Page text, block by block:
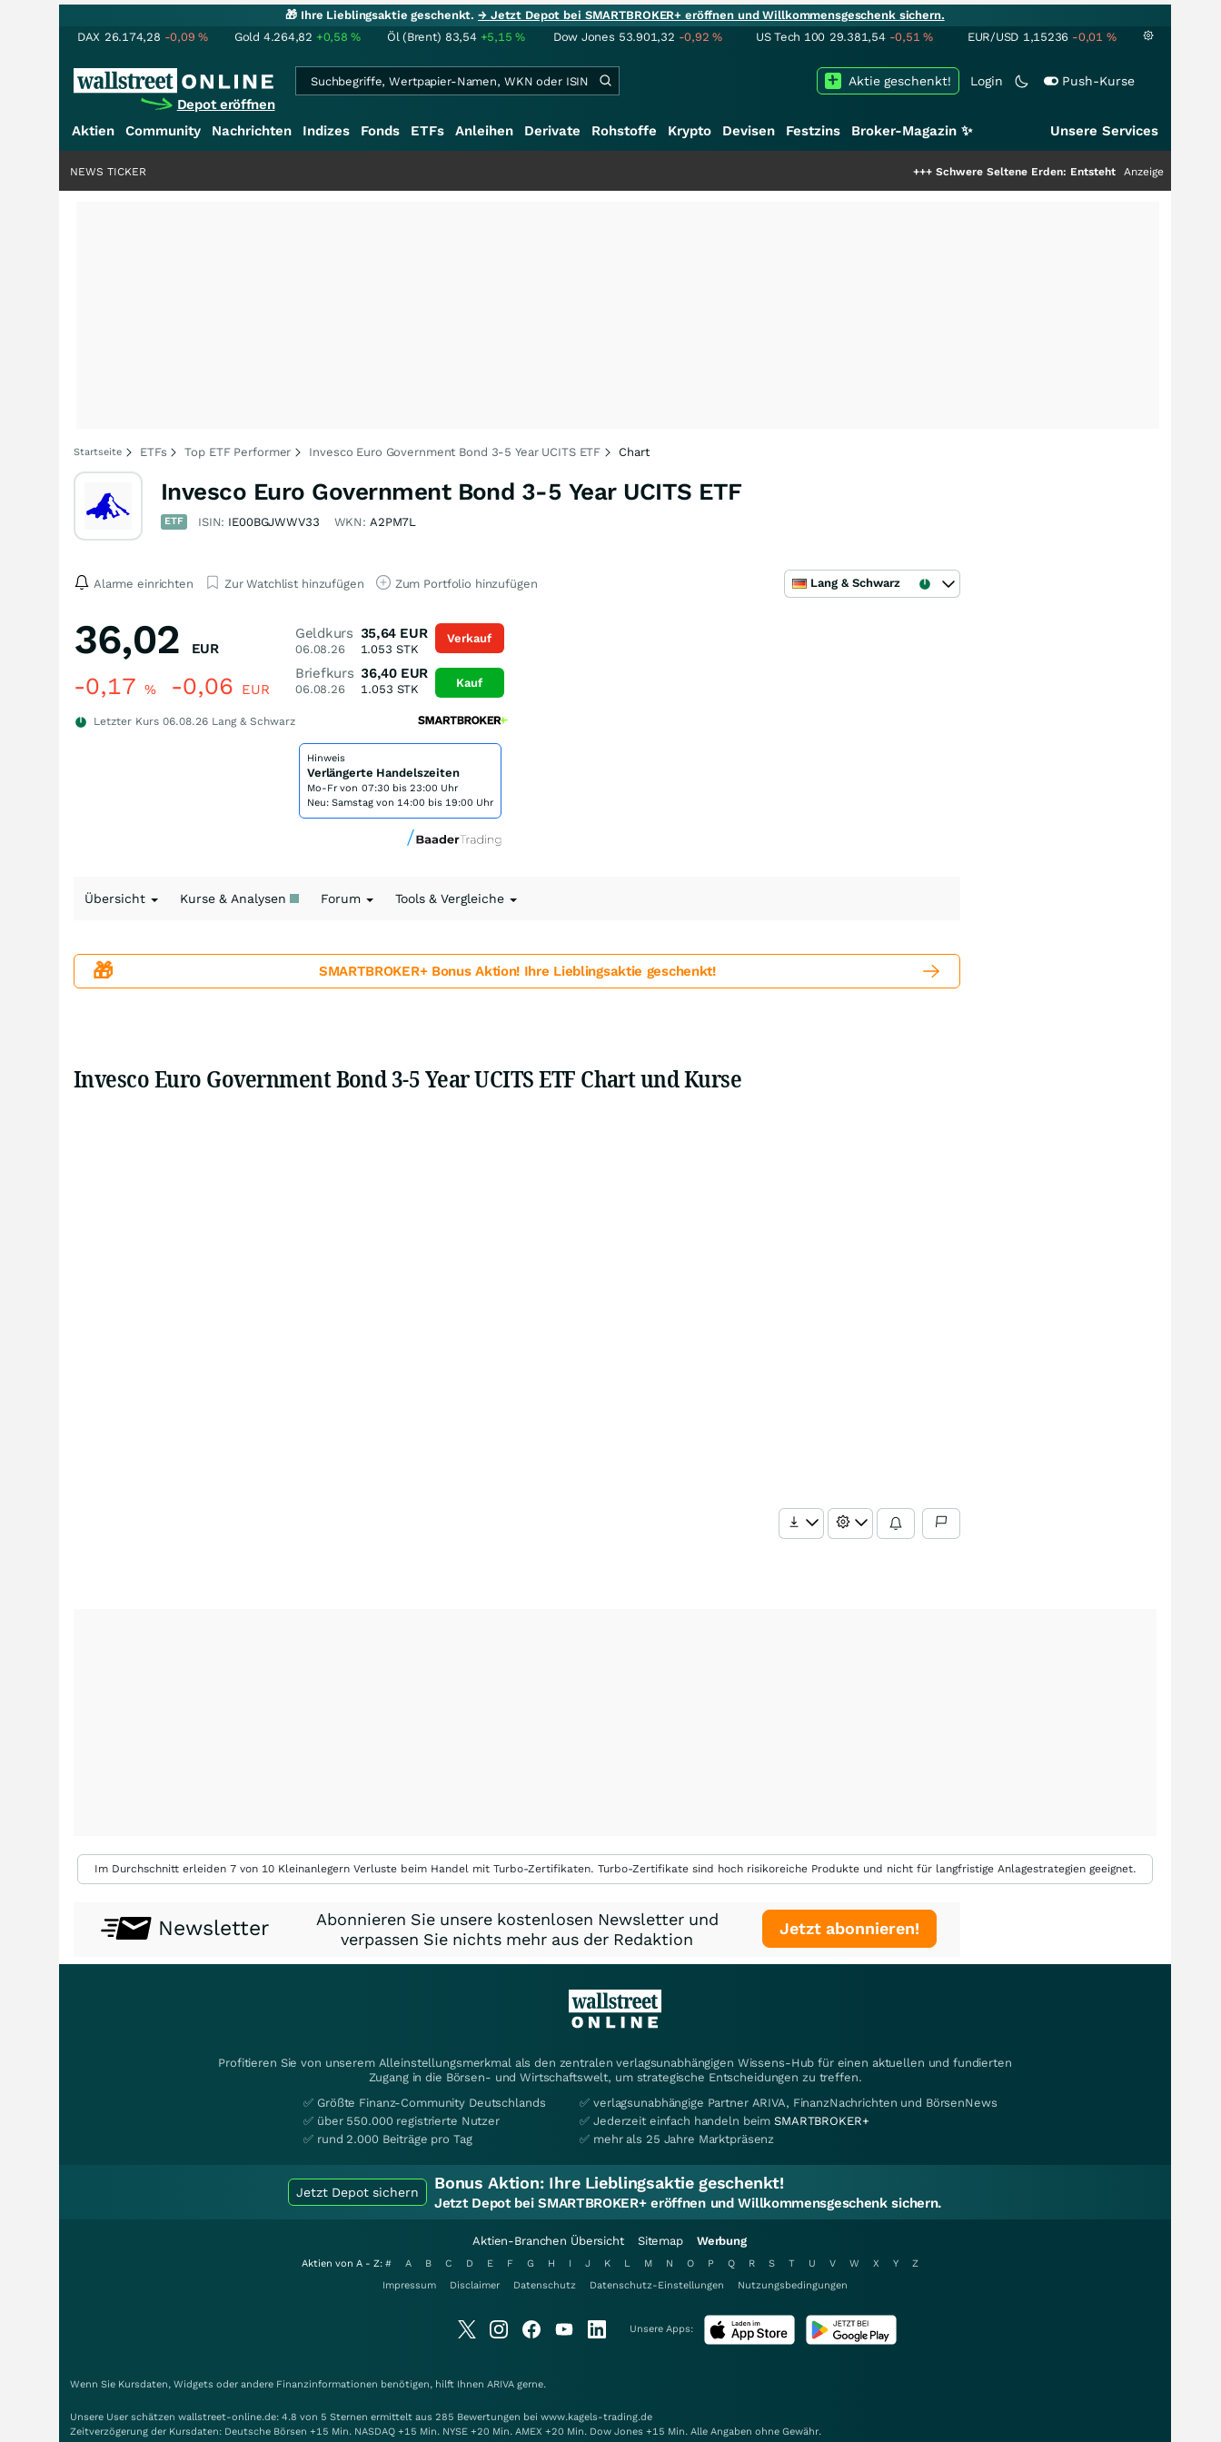
🎁 Ihre Lieblingsaktie geschenkt.→ Jetzt Depot bei SMARTBROKER+ eröffnen und Willkommensgeschenk sichern.
DAX 26.174,28 -0,09% Gold 4.264,82 +0,58% Öl (Brent) 83,54 +5,15% Dow Jones 53.901,32 -0,92% US Tech 100 29.381,54 -0,51% EUR/USD 1,15236 -0,01 %
Depot eröffnen
Login Push-Kurse
Aktie geschenkt!
Aktien Community Nachrichten Indizes Fonds ETFs Anleihen Derivate Rohstoffe Krypto Devisen Festzins Broker-Magazin ✨ Unsere Services
Schwere Seltene Erden: Entsteht hier die nächste
Anzeige
NEWS TICKER
Startseite ETFs Top ETF Performer Invesco Euro Government Bond 3-5 Year UCITS ETF Chart
Invesco Euro Government Bond 3-5 Year UCITS ETF
ETF ISIN: IE00BGJWWV33 WKN: A2PM7L
Alarme einrichten Zur Watchlist hinzufügen Zum Portfolio hinzufügen Lang & Schwarz
36,02 EUR
-0,17 % -0,06 EUR
Letzter Kurs 06.08.26 Lang & Schwarz
Geldkurs
06.08.26
35,64 EUR
1.053 STK
Briefkurs
06.08.26
36,40 EUR
1.053 STK
Verkauf
Kauf
Hinweis
Verlängerte Handelszeiten
Mo-Fr von 07:30 bis 23:00 Uhr
Neu: Samstag von 14:00 bis 19:00 Uhr
Übersicht Kurse & Analysen Forum Tools & Vergleiche
🎁 SMARTBROKER+ Bonus Aktion! Ihre Lieblingsaktie geschenkt!
Invesco Euro Government Bond 3-5 Year UCITS ETF Chart und Kurse
Im Durchschnitt erleiden 7 von 10 Kleinanlegern Verluste beim Handel mit Turbo-Zertifikaten. Turbo-Zertifikate sind hoch risikoreiche Produkte und nicht für langfristige Anlagestrategien geeignet.
Newsletter
Abonnieren Sie unsere kostenlosen Newsletter und
verpassen Sie nichts mehr aus der Redaktion
Jetzt abonnieren!
Profitieren Sie von unserem Alleinstellungsmerkmal als den zentralen verlagsunabhängigen Wissens-Hub für einen aktuellen und fundierten
Zugang in die Börsen- und Wirtschaftswelt, um strategische Entscheidungen zu treffen.
✅ Größte Finanz-Community Deutschlands
✅ über 550.000 registrierte Nutzer
✅ rund 2.000 Beiträge pro Tag
✅ verlagsunabhängige Partner ARIVA, FinanzNachrichten und BörsenNews
✅ Jederzeit einfach handeln beimSMARTBROKER+
✅ mehr als 25 Jahre Marktpräsenz
Jetzt Depot sichern Bonus Aktion: Ihre Lieblingsaktie geschenkt!
Jetzt Depot bei SMARTBROKER+ eröffnen und Willkommensgeschenk sichern.
Aktien-Branchen Übersicht Sitemap Werbung
Aktien von A - Z: # A B C D E F G H I J K L M N O P Q R S T U V W X Y
Z
Impressum
Disclaimer Datenschutz Datenschutz-Einstellungen Nutzungsbedingungen
Unsere Apps:
Wenn Sie Kursdaten, Widgets oder andere Finanzinformationen benötigen, hilft Ihnen ARIVA gerne.
Unsere User schätzen wallstreet-online.de: 4.8 von 5 Sternen ermittelt aus 285 Bewertungen bei www.kagels-trading.de
Zeitverzögerung der Kursdaten: Deutsche Börsen +15 Min. NASDAQ +15 Min. NYSE +20 Min. AMEX +20 Min. Dow Jones +15 Min. Alle Angaben ohne Gewähr.